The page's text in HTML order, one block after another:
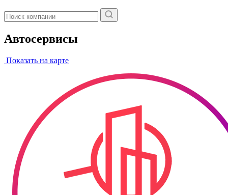
Автосервисы
Показать на карте